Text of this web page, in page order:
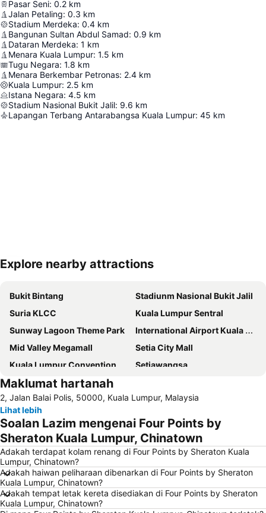
Pasar Seni: 0.2 km
Jalan Petaling: 0.3 km
Stadium Merdeka: 0.4 km
Bangunan Sultan Abdul Samad: 0.9 km
Dataran Merdeka: 1 km
Menara Kuala Lumpur: 1.5 km
Tugu Negara: 1.8 km
Menara Berkembar Petronas: 2.4 km
Kuala Lumpur: 2.5 km
Istana Negara: 4.5 km
Stadium Nasional Bukit Jalil: 9.6 km
Lapangan Terbang Antarabangsa Kuala Lumpur: 45 km
Kembangkan peta
Explore nearby attractions
Bukit Bintang
Stadiunm Nasional Bukit Jalil
Suria KLCC
Kuala Lumpur Sentral
Sunway Lagoon Theme Park
International Airport Kuala Lumpur
Mid Valley Megamall
Setia City Mall
Kuala Lumpur Convention Centre
Setiawangsa
KLIA Ekspres
Jalan Tunku Abdul Rahman
Dataran Merdeka
Aquaria
Masjid Jamek
One Utama Shopping Centre
Menara Berkembar Petronas
Sunway Pyramid Shopping Centre
Jalan Tun Razak
Zoo Negara
Pasar Seni
Sepang International Circuit
Batu Caves
Jalan Petaling
Maklumat hartanah
2, Jalan Balai Polis, 50000, Kuala Lumpur, Malaysia
Lihat lebih
Soalan Lazim mengenai Four Points by
Sheraton Kuala Lumpur, Chinatown
Adakah terdapat kolam renang di Four Points by Sheraton Kuala
Lumpur, Chinatown?
Adakah haiwan peliharaan dibenarkan di Four Points by Sheraton
Kuala Lumpur, Chinatown?
Adakah tempat letak kereta disediakan di Four Points by Sheraton
Kuala Lumpur, Chinatown?